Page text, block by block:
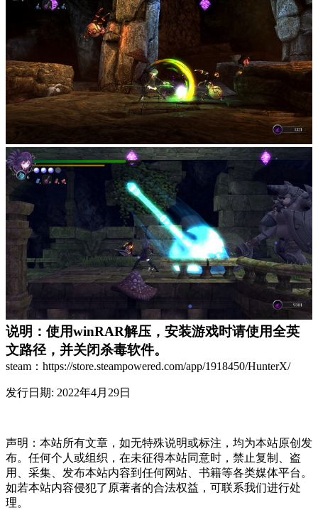
说明：使用winRAR解压，安装游戏时请使用全英
文路径，并关闭杀毒软件。
steam：https://store.steampowered.com/app/1918450/HunterX/
发行日期: 2022年4月29日
声明：本站所有文章，如无特殊说明或标注，均为本站原创发
布。任何个人或组织，在未征得本站同意时，禁止复制、盗
用、采集、发布本站内容到任何网站、书籍等各类媒体平台。
如若本站内容侵犯了原著者的合法权益，可联系我们进行处
理。